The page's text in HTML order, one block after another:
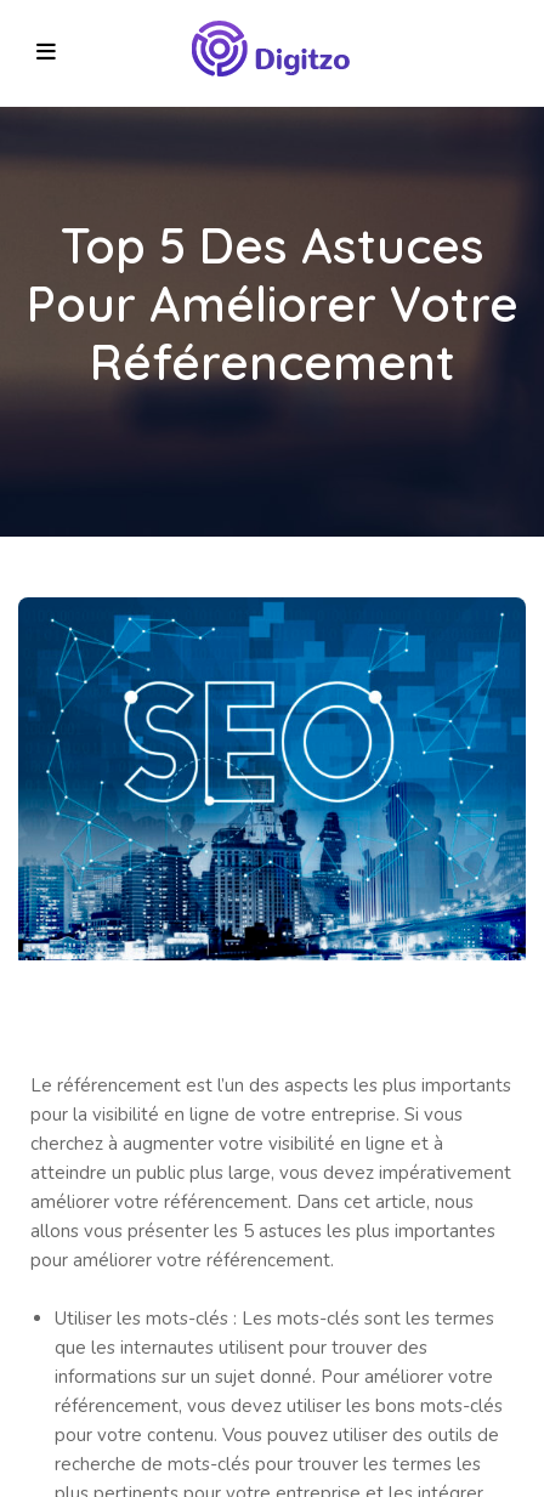
Top 5 Des Astuces
Pour Améliorer Votre
Référencement
Le référencement est l’un des aspects les plus importants
pour la visibilité en ligne de votre entreprise. Si vous
cherchez à augmenter votre visibilité en ligne et à
atteindre un public plus large, vous devez impérativement
améliorer votre référencement. Dans cet article, nous
allons vous présenter les 5 astuces les plus importantes
pour améliorer votre référencement.
Utiliser les mots-clés : Les mots-clés sont les termes
que les internautes utilisent pour trouver des
informations sur un sujet donné. Pour améliorer votre
référencement, vous devez utiliser les bons mots-clés
pour votre contenu. Vous pouvez utiliser des outils de
recherche de mots-clés pour trouver les termes les